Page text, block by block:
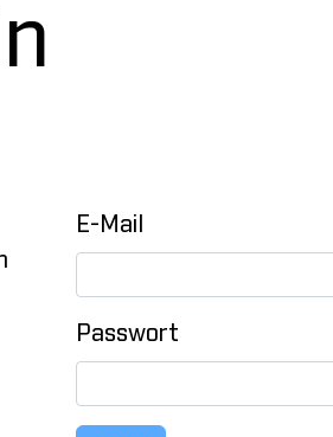
E-Mail
Passwort